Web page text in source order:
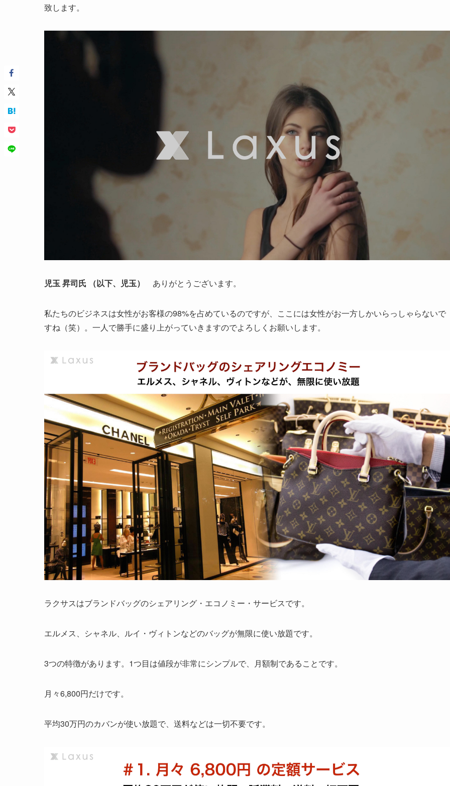
致します。
児玉 昇司氏 （以下、児玉） ありがとうございます。
私たちのビジネスは女性がお客様の98%を占めているのですが、ここには女性がお一方しかいらっしゃらないで
すね（笑）。一人で勝手に盛り上がっていきますのでよろしくお願いします。
ラクサスはブランドバッグのシェアリング・エコノミー・サービスです。
エルメス、シャネル、ルイ・ヴィトンなどのバッグが無限に使い放題です。
3つの特徴があります。1つ目は値段が非常にシンプルで、月額制であることです。
月々6,800円だけです。
平均30万円のカバンが使い放題で、送料などは一切不要です。